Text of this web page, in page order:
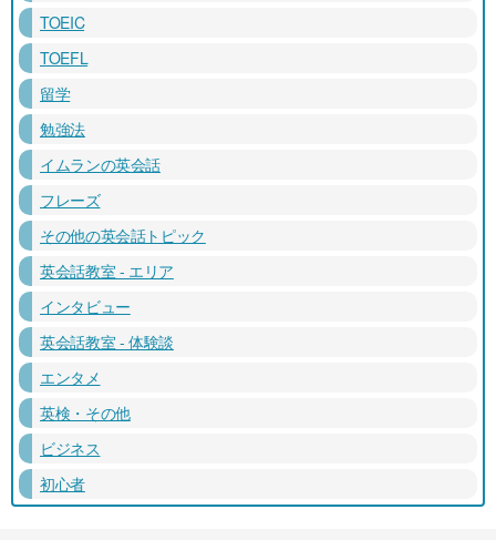
TOEIC
TOEFL
留学
勉強法
イムランの英会話
フレーズ
その他の英会話トピック
英会話教室 - エリア
インタビュー
英会話教室 - 体験談
エンタメ
英検・その他
ビジネス
初心者